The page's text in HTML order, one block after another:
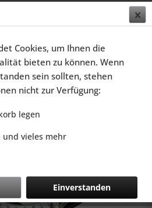
FS-LINE FÜR PORSCHE
SILBER
Cookies, um Ihnen die
bieten zu können. Wenn
sein sollten, stehen
nicht zur Verfügung:
legen
vieles mehr
Einverstanden